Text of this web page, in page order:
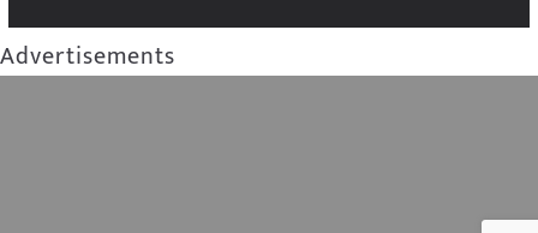
Advertisements